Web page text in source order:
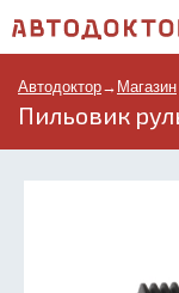
Автодоктор→ Магазин
Пильовик